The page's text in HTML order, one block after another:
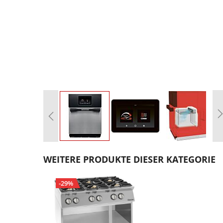
Anfang
Bildgalerie
springen
WEITERE PRODUKTE DIESER KATEGORIE
-29%